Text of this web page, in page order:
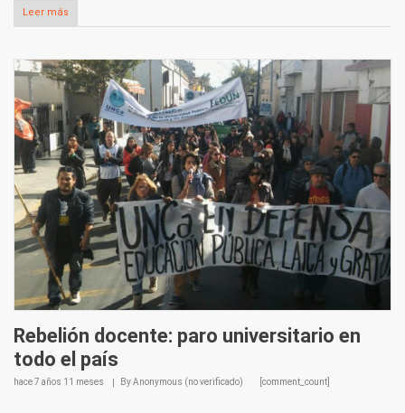
Leer más
Rebelión docente: paro universitario en
todo el país
hace7 años 11 meses ByAnonymous (no verificado) [comment_count]